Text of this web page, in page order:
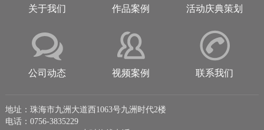
关于我们 作品案例 活动庆典策划
公司动态 视频案例 联系我们
地址：珠海市九洲大道西1063号九洲时代2楼
电话：0756-3835229